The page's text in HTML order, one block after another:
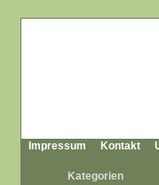
Impressum Kontakt
Kategorien